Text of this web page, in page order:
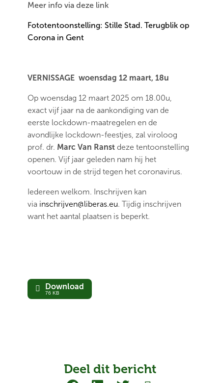
Meer info via deze link
Fototentoonstelling: Stille Stad. Terugblik op
Corona in Gent
VERNISSAGE woensdag 12 maart, 18u
Op woensdag 12 maart 2025 om 18.00u,
exact vijf jaar na de aankondiging van de
eerste lockdown-maatregelen en de
avondlijke lockdown-feestjes, zal viroloog
prof. dr. Marc Van Ranst deze tentoonstelling
openen. Vijf jaar geleden nam hij het
voortouw in de strijd tegen het coronavirus.
Iedereen welkom. Inschrijven kan
via inschrijven@liberas.eu. Tijdig inschrijven
want het aantal plaatsen is beperkt.
Download
76 KB
Deel dit bericht